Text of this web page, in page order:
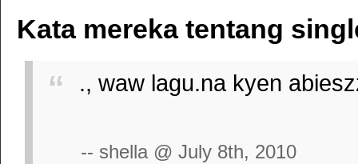
Kata mereka tentang
., waw lagu.na kyen
-- shella @ July 8th, 2010